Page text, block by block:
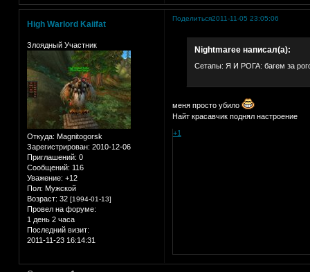
Поделиться2011-11-05 23:05:06
High Warlord Kaiifat
Злоядный Участник
Откуда: Magnitogorsk
Зарегистрирован: 2010-12-06
Приглашений: 0
Сообщений: 116
Уважение: +12
Пол: Мужской
Возраст: 32 [1994-01-13]
Провел на форуме:
1 день 2 часа
Последний визит:
2011-11-23 16:14:31
Nightmaree написал(а):
Сетапы: Я И РОГА: багем за
меня просто убило
Найт красавчик поднял настроение
+1